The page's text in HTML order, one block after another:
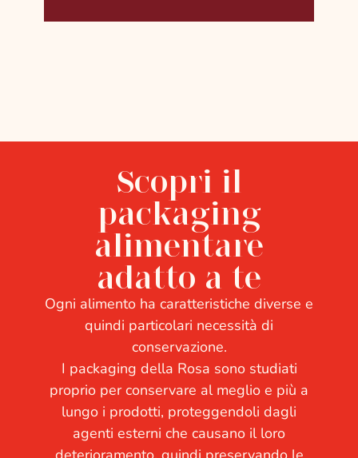
Scopri il
packaging
alimentare
adatto a te
Ogni alimento ha caratteristiche diverse e
quindi particolari necessità di
conservazione.
I packaging della Rosa sono studiati
proprio per conservare al meglio e più a
lungo i prodotti, proteggendoli dagli
agenti esterni che causano il loro